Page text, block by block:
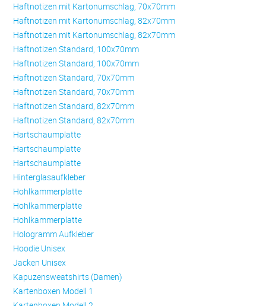
Haftnotizen mit Kartonumschlag, 70x70mm
Haftnotizen mit Kartonumschlag, 82x70mm
Haftnotizen mit Kartonumschlag, 82x70mm
Haftnotizen Standard, 100x70mm
Haftnotizen Standard, 100x70mm
Haftnotizen Standard, 70x70mm
Haftnotizen Standard, 70x70mm
Haftnotizen Standard, 82x70mm
Haftnotizen Standard, 82x70mm
Hartschaumplatte
Hartschaumplatte
Hartschaumplatte
Hinterglasaufkleber
Hohlkammerplatte
Hohlkammerplatte
Hohlkammerplatte
Hologramm Aufkleber
Hoodie Unisex
Jacken Unisex
Kapuzensweatshirts (Damen)
Kartenboxen Modell 1